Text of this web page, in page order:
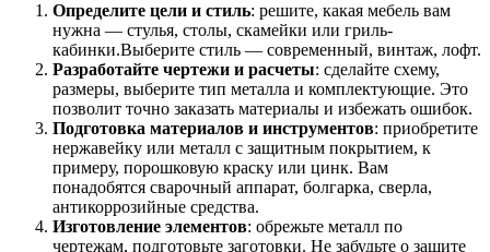
Определите цели и стиль: решите, какая мебель вам
нужна — стулья, столы, скамейки или гриль-
кабинки.Выберите стиль — современный, винтаж, лофт.
Разработайте чертежи и расчеты: сделайте схему,
размеры, выберите тип металла и комплектующие. Это
позволит точно заказать материалы и избежать ошибок.
Подготовка материалов и инструментов: приобретите
нержавейку или металл с защитным покрытием, к
примеру, порошковую краску или цинк. Вам
понадобятся сварочный аппарат, болгарка, сверла,
антикоррозийные средства.
Изготовление элементов: обрежьте металл по
чертежам, подготовьте заготовки. Не забудьте о защите